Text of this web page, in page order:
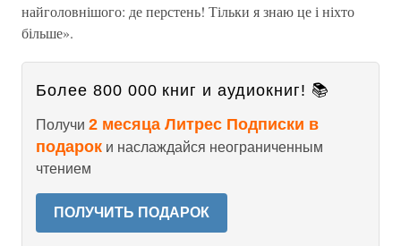
найголовнішого: де перстень! Тільки я знаю це і ніхто
більше».
Более 800 000 книг и аудиокниг! 📚
Получи 2 месяца Литрес Подписки в
подарок и наслаждайся неограниченным
чтением
ПОЛУЧИТЬ ПОДАРОК